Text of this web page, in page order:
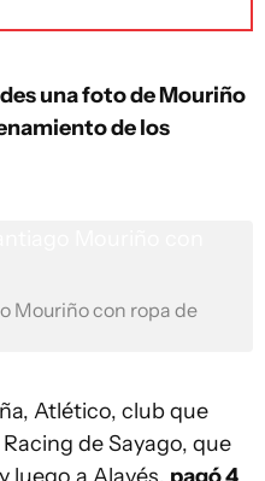
una foto de Mouriño
de los
Mouriño con ropa de
Atlético, club que
de Sayago, que